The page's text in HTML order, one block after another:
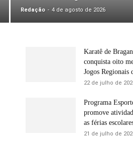
Redação - 4 de agosto de 2026
Karatê de
conquista oito
Jogos Regionais
22 de julho de
Programa
promove
as férias
21 de julho de